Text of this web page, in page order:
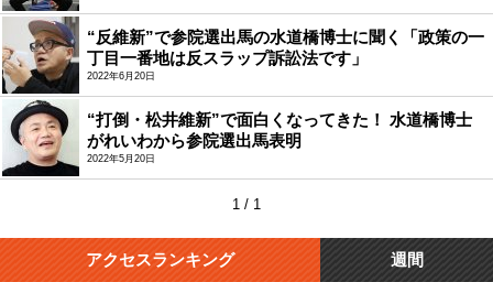
“反維新”で参院選出馬の水道橋博士に聞く「政策の一
丁目一番地は反スラップ訴訟法です」
2022年6月20日
“打倒・松井維新”で面白くなってきた！ 水道橋博士
がれいわから参院選出馬表明
2022年5月20日
1 / 1
アクセスランキング 週間